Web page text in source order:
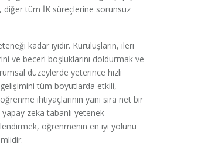
diğer tüm İK süreçlerine sorunsuz
kadar iyidir. Kuruluşların, ileri
ve beceri boşluklarını doldurmak ve
düzeylerde yeterince hızlı
tüm boyutlarda etkili,
ihtiyaçlarının yanı sıra net bir
zeka tabanlı yetenek
öğrenmenin en iyi yolunu